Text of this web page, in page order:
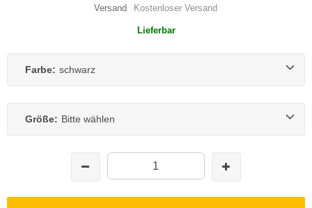
Versand Kostenloser Versand
Lieferbar
Farbe: schwarz
Größe: Bitte wählen